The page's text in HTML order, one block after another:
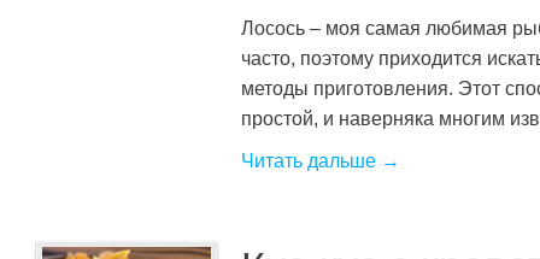
Лосось – моя самая любимая
часто, поэтому приходится
методы приготовления. Этот
простой, и наверняка многим
Читать дальше →